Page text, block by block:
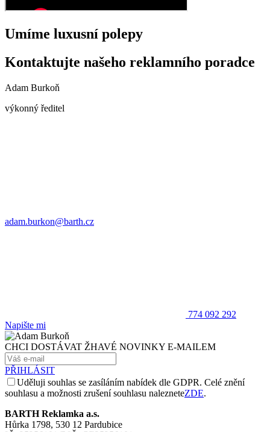
Umíme luxusní polepy
Kontaktujte našeho reklamního poradce
Adam Burkoň
výkonný ředitel
adam.burkon@barth.cz
774 092 292
Napište mi
CHCI DOSTÁVAT ŽHAVÉ NOVINKY E-MAILEM
PŘIHLÁSIT
Uděluji souhlas se zasíláním nabídek dle GDPR. Celé znění
souhlasu a možnosti zrušení souhlasu nalezneteZDE.
BARTH Reklamka a.s.
Hůrka 1798, 530 12 Pardubice